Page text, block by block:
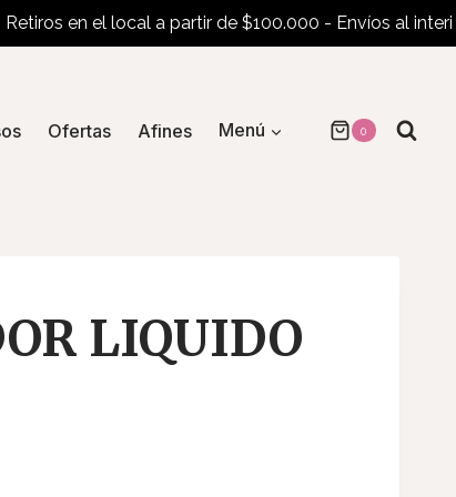
en el local a partir de $100.000 - Envíos al interior a
Ofertas Afines Menú 0
LIQUIDO